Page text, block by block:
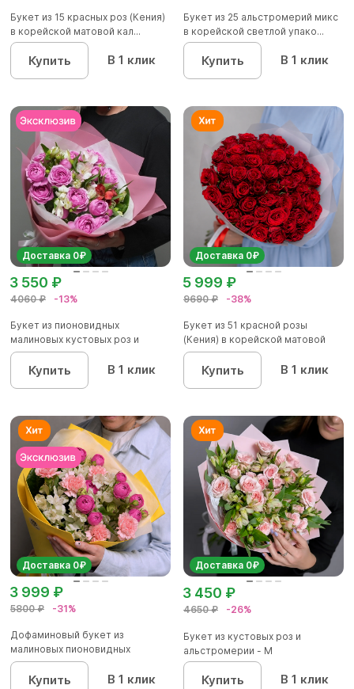
Букет из 15 красных роз (Кения)
в корейской матовой кал...
Купить В 1 клик
Букет из 25 альстромерий микс
в корейской светлой упако...
Купить В 1 клик
Доставка 0₽
4060 ₽ -13%
3 550 ₽
Букет из пионовидных
малиновых кустовых роз и
альстроме...
Купить В 1 клик
Доставка 0₽
9690 ₽ -38%
5 999 ₽
Букет из 51 красной розы
(Кения) в корейской матовой
уп...
Купить В 1 клик
Доставка 0₽
5800 ₽ -31%
3 999 ₽
Дофаминовый букет из
малиновых пионовидных
кустовых роз...
Купить В 1 клик
Доставка 0₽
4650 ₽ -26%
3 450 ₽
Букет из кустовых роз и
альстромерии - М
Купить В 1 клик